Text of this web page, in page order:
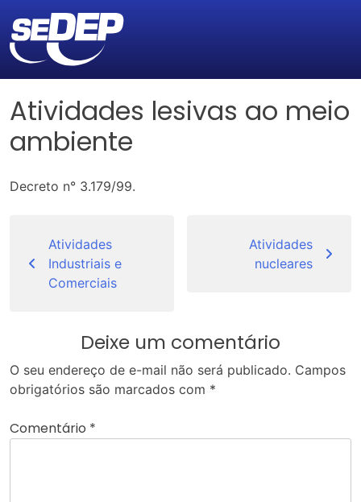
Atividades lesivas ao meio
ambiente
Decreto n° 3.179/99.
Post
Atividades
Industriais e
Comerciais
Atividades
nucleares
Deixe um comentário
O seu endereço de e-mail não será publicado. Campos
obrigatórios são marcados com *
Comentário *